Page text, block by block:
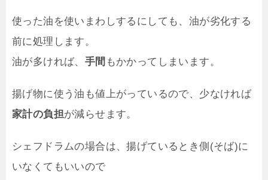
使った油を使いまわしするにしても、油が劣化する
前に処理します。
油が多ければ、 手間 もかかってしまいます。
揚げ物に使う油も値上がっているので、少なければ
家計の負担が減らせます。
シェフドラムの場合は、揚げているとき側(そば)に
いなくてもいいので